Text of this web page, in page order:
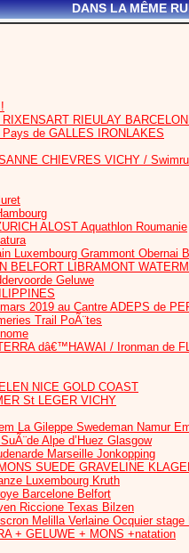
DANS LA MÊME
RIEULAY
de GALLES IRONLAKES
CHIEVRES VICHY /
ALOST Aquathlon Roumanie
Luxembourg Grammont Obernai
BELFORT LIBRAMONT
Geluwe
2019 au Cantre ADEPS de
Trail PoÃ¨tes
dâ€™HAWAI / Ironman de
NICE GOLD COAST
St LEGER VICHY
La Gileppe Swedeman Namur
Alpe d’Huez Glasgow
Marseille Jonkopping
SUEDE GRAVELINE
Luxembourg Kruth
Barcelone Belfort
Riccione Texas Bilzen
Melilla Verlaine Ocquier stage
+ GELUWE + MONS +natation